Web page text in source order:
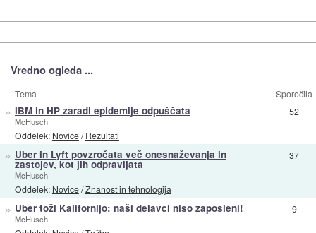
Vredno ogleda ...
Tema Sporočila
» IBM in HP zaradi epidemije odpuščata
McHusch
Oddelek: Novice/Rezultati
52
» Uber in Lyft povzročata več onesnaževanja in
zastojev, kot jih odpravljata
McHusch
Oddelek: Novice/Znanost in tehnologija
37
» Uber toži Kalifornijo: naši delavci niso zaposleni!
McHusch
9